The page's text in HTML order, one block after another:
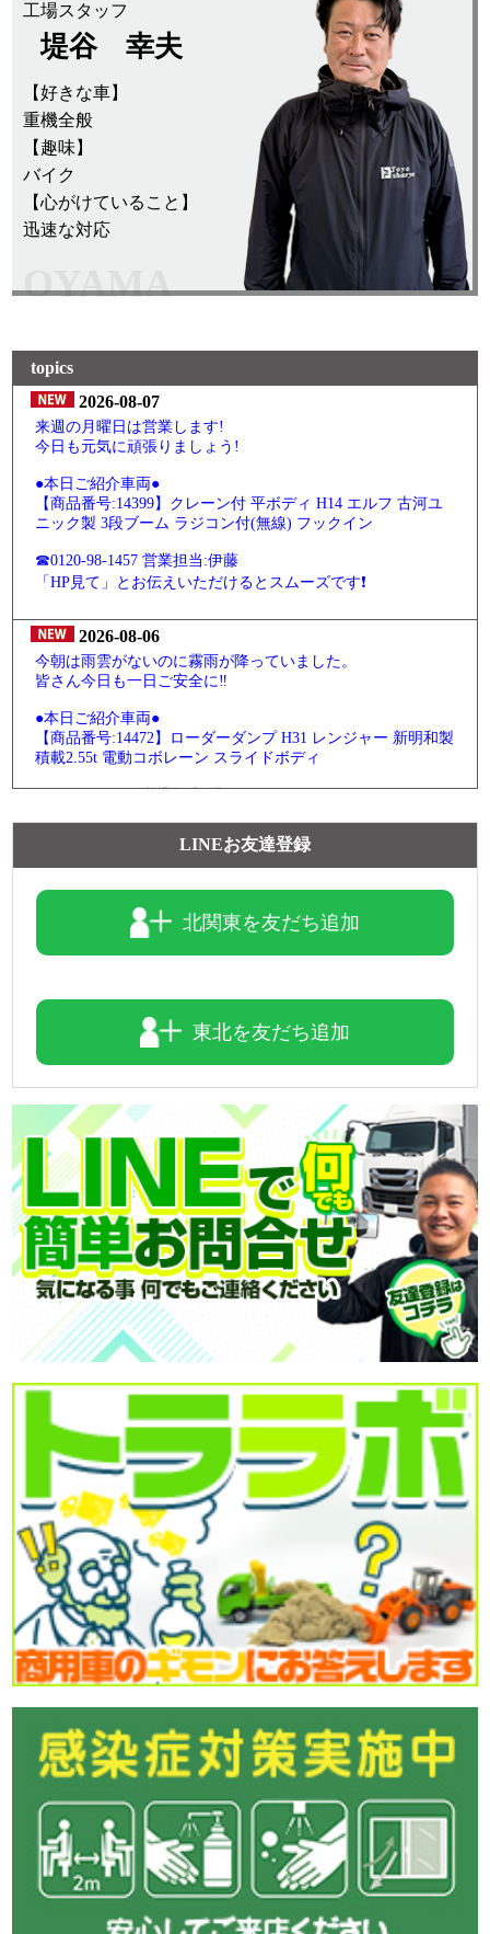
工場スタッフ
堤谷 幸夫
【好きな車】
重機全般
【趣味】
バイク
【心がけていること】
迅速な対応
OYAMA
topics
2026-08-07
来週の月曜日は営業します!
今日も元気に頑張りましょう!
●本日ご紹介車両●
【商品番号:14399】クレーン付 平ボディ H14 エルフ 古河ユ
ニック製 3段ブーム ラジコン付(無線) フックイン
☎0120-98-1457 営業担当:伊藤
「HP見て」とお伝えいただけるとスムーズです❗
2026-08-06
今朝は雨雲がないのに霧雨が降っていました。
皆さん今日も一日ご安全に‼
●本日ご紹介車両●
【商品番号:14472】ローダーダンプ H31 レンジャー 新明和製
積載2.55t 電動コボレーン スライドボディ
2026-08-05
魅力的なこちらの車両をピックアップ(ノ*˙˘˙)ノ =͟͟͞͞♡ブォン
●本日ご紹介車両●
【商品番号:14292】PG付アルミウイング H30 レンジャー ト
☎0120-98-1457 営業担当:中島
「HP見て」とお伝えいただけるとスムーズです❗
2026-08-04
今日は「橋の日」
橋が人や街をつなぐように、ダンプも建設現場やインフラ整
備を支えています。
力強い走りと高い積載力で、さまざまな現場で活躍する一台
をご紹介!
本日も安全運転・ご安全に!
お問合せの際にはHPを見たとお伝え頂くとスムーズです。
【商品番号:14363】
営業担当:高橋
8月スタートしました!!
今日も元気に頑張りましょう!
●本日ご紹介車両●
【商品番号:14523】アルミバン H28 デュトロ 日本フルハーフ
製 標準ロングボディ ラッシングレール2段
☎0120-93-8833 営業担当:鎌田
「HP見て」とお伝えいただけるとスムーズです❗
2026-07-31
喉が渇いたと感じる前にこまめな水分補給をしましょう!
皆さん今日も一日ご安全に‼
●本日ご紹介車両●
【商品番号:14496】格納PG付アルミウイング H29 クオン パ
ブコ製 4軸低床 ラッシングレール3段 極東開発製格納PG付
☎0120-98-1457 営業担当:高橋
「HP見て」とお伝えいただけるとスムーズです❗
2026-07-30
本日も暑くなりそうです。
今日も元気に頑張りましょう!
●本日ご紹介車両●
LINEお友達登録
北関東を友だち追加
東北を友だち追加